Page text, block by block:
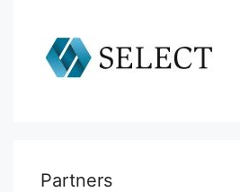
Partners